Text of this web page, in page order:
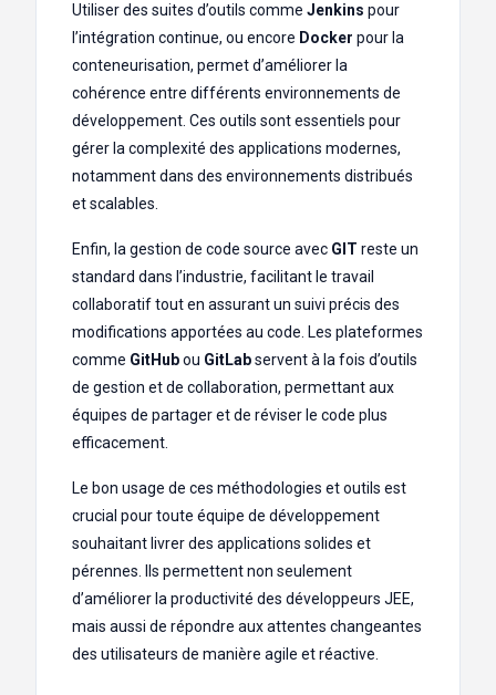
Utiliser des suites d’outils comme Jenkins pour
l’intégration continue, ou encore Docker pour la
conteneurisation, permet d’améliorer la
cohérence entre différents environnements de
développement. Ces outils sont essentiels pour
gérer la complexité des applications modernes,
notamment dans des environnements distribués
et scalables.
Enfin, la gestion de code source avec GIT reste un
standard dans l’industrie, facilitant le travail
collaboratif tout en assurant un suivi précis des
modifications apportées au code. Les plateformes
comme GitHubou GitLabservent à la fois d’outils
de gestion et de collaboration, permettant aux
équipes de partager et de réviser le code plus
efficacement.
Le bon usage de ces méthodologies et outils est
crucial pour toute équipe de développement
souhaitant livrer des applications solides et
pérennes. Ils permettent non seulement
d’améliorer la productivité des développeurs JEE,
mais aussi de répondre aux attentes changeantes
des utilisateurs de manière agile et réactive.